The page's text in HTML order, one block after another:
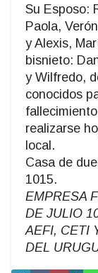
Su Esposo:
Paola,
y Alexis,
bisnieto:
y Wilfredo,
conocidos
realizarse
local.
Casa de
1015.
EMPRESA
DE JULIO
AEFI, CETI
DEL